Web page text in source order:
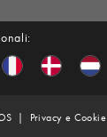
Privacy e Cookie